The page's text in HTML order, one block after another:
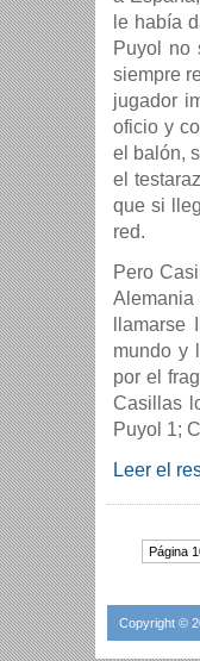
le había
Puyol no
siempre
jugador
oficio y
el balón,
el
que si
red.
Pero
mundo y
por el
Casillas
Puyol 1;
Leer el
Página
Copyright ©